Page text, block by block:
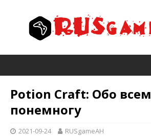
Potion Craft: Обо всем
понемногу
2021-09-24 RUSgameAH